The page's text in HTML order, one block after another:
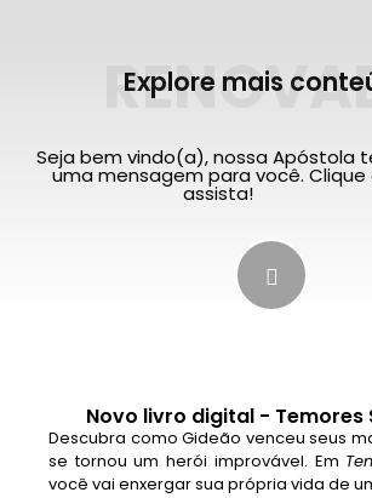
Explore mais
Seja bem vindo(a), nossa Apóstola
uma mensagem para você. Clique
assista!
Novo livro digital - Temores
Descubra como Gideão venceu seus
se tornou um herói improvável. Em
você vai enxergar sua própria vida de